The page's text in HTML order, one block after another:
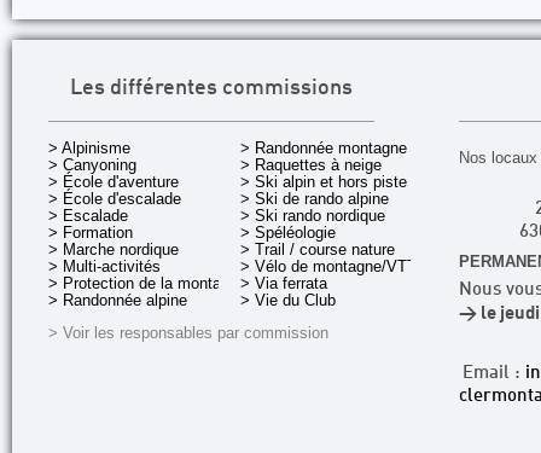
Les différentes commissions
> Alpinisme
> Canyoning
> École d'aventure
> École d'escalade
> Escalade
> Formation
> Marche nordique
> Multi-activités
> Protection de la montagne
> Randonnée alpine
> Randonnée montagne
> Raquettes à neige
> Ski alpin et hors piste
> Ski de rando alpine
> Ski rando nordique
> Spéléologie
> Trail / course nature
> Vélo de montagne/VTT
> Via ferrata
> Vie du Club
> Voir les responsables par commission
Nos
Nous
> le jeudi
Email :